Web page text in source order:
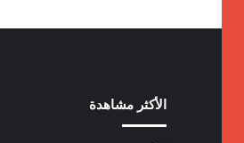
الأكثر مشاهدة